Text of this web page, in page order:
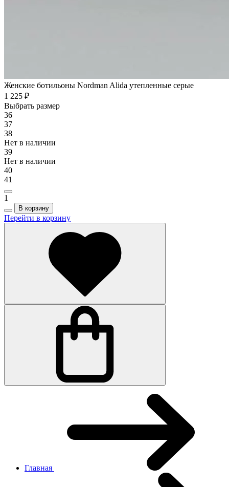
Женские ботильоны Nordman Alida утепленные серые
1 225 ₽
Выбрать размер
36
37
38
Нет в наличии
39
Нет в наличии
40
41
1
В корзину
Перейти в корзину
Главная